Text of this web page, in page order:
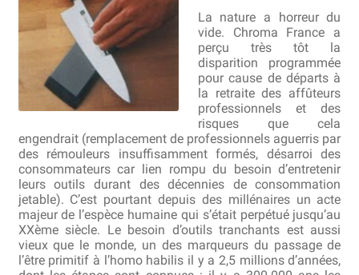
Demande de devis
Expédition le jour même
Frais de port
Bocuse d’Or
Ma sélection
Mentions légales
Mon Compte
La nature a horreur du
vide. Chroma France a
perçu très tôt la
disparition programmée
pour cause de départs à
la retraite des affûteurs
professionnels et des
risques que cela
engendrait (remplacement de professionnels aguerris par
des rémouleurs insuffisamment formés, désarroi des
consommateurs car lien rompu du besoin d’entretenir
leurs outils durant des décennies de consommation
jetable). C’est pourtant depuis des millénaires un acte
majeur de l’espèce humaine qui s’était perpétué jusqu’au
XXème siècle. Le besoin d’outils tranchants est aussi
vieux que le monde, un des marqueurs du passage de
l’être primitif à l’homo habilis il y a 2,5 millions d’années,